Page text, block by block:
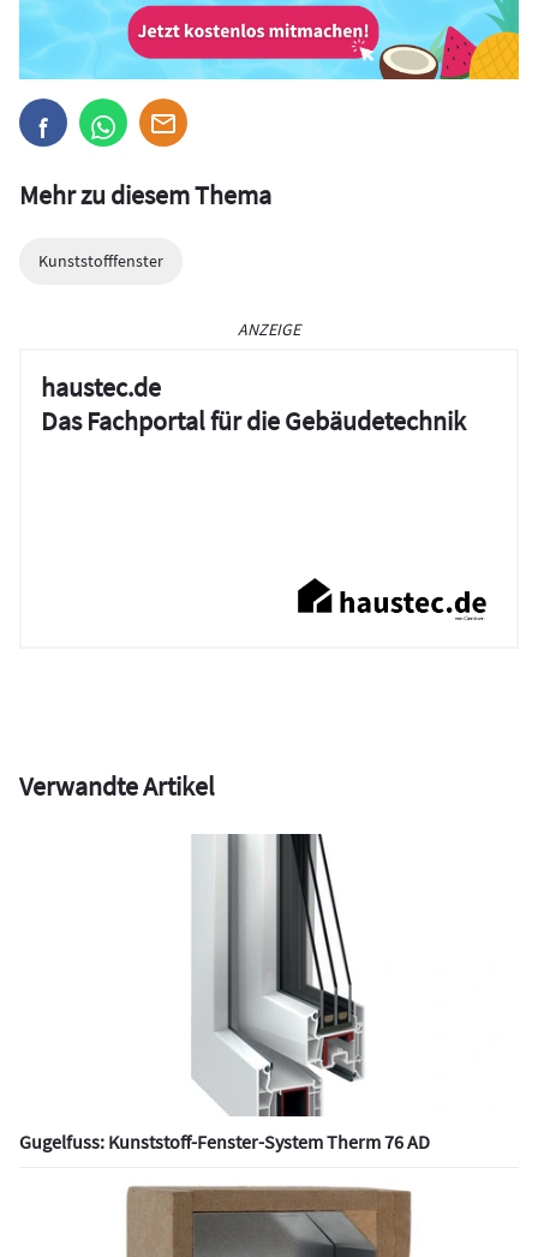
Mehr zu diesem Thema
Kunststofffenster
ANZEIGE
haustec.de
Das Fachportal für die Gebäudetechnik
Verwandte Artikel
Gugelfuss: Kunststoff-Fenster-System Therm 76 AD